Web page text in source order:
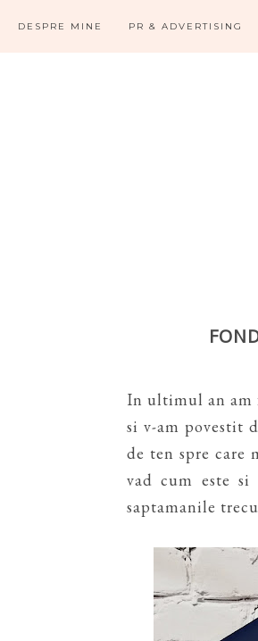
DESPRE MINE PR & ADVERTISING
In ultimul an am
si v-am povestit
de ten spre care
vad cum este
saptamanile